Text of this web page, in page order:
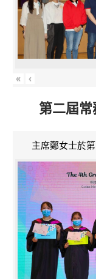
« ‹
第二屆
主席鄭女士於